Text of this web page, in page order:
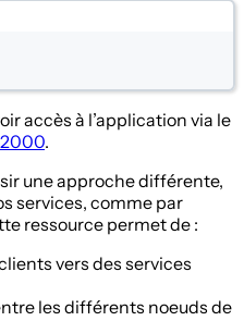
accès à l’application via le
.
une approche différente,
services, comme par
ressource permet de :
vers des services
les différents noeuds de